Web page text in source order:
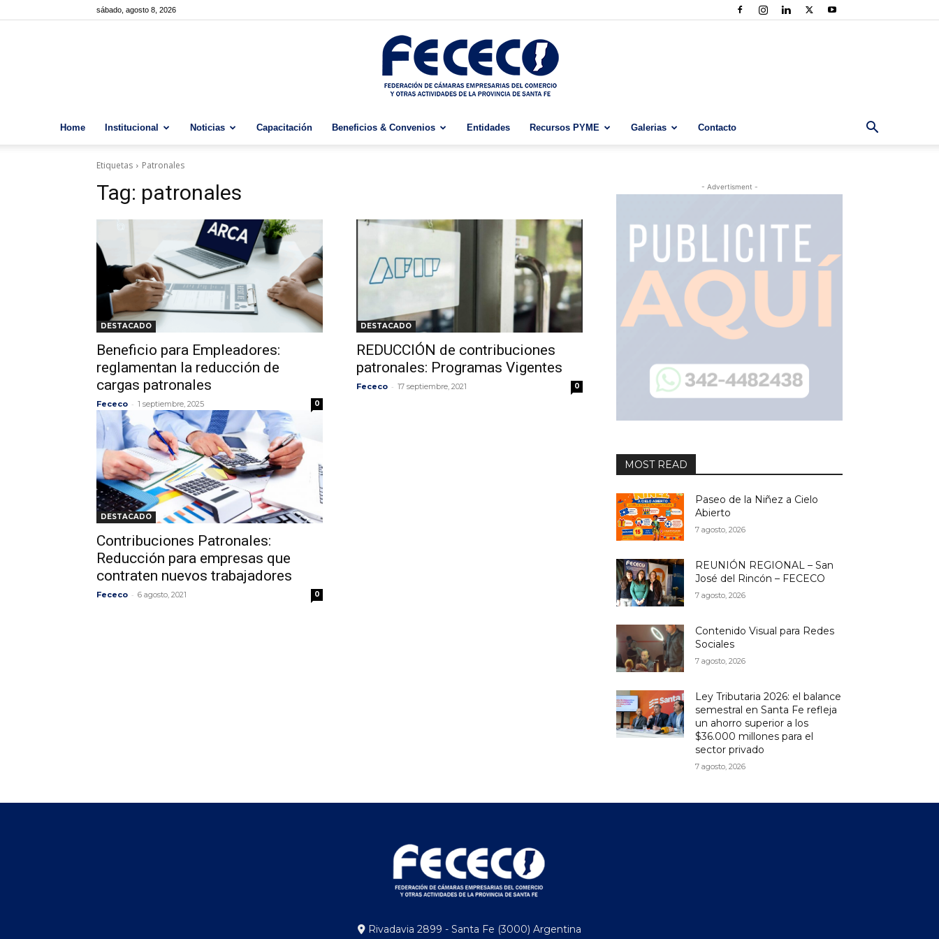
sábado, agosto 8, 2026
Home Institucional Noticias Capacitación Beneficios & Convenios Entidades Recursos PYME Galerias Contacto
Etiquetas Patronales
Tag: patronales
DESTACADO
Beneficio para Empleadores:
reglamentan la reducción de
cargas patronales
Fececo - 1 septiembre, 2025 0
DESTACADO
REDUCCIÓN de contribuciones
patronales: Programas Vigentes
Fececo - 17 septiembre, 2021 0
DESTACADO
Contribuciones Patronales:
Reducción para empresas que
contraten nuevos trabajadores
Fececo - 6 agosto, 2021 0
- Advertisment -
MOST READ
Paseo de la Niñez a Cielo
Abierto
7 agosto, 2026
REUNIÓN REGIONAL – San
José del Rincón – FECECO
7 agosto, 2026
Contenido Visual para Redes
Sociales
7 agosto, 2026
Ley Tributaria 2026: el balance
semestral en Santa Fe refleja
un ahorro superior a los
$36.000 millones para el
sector privado
7 agosto, 2026
Rivadavia 2899 - Santa Fe (3000) Argentina